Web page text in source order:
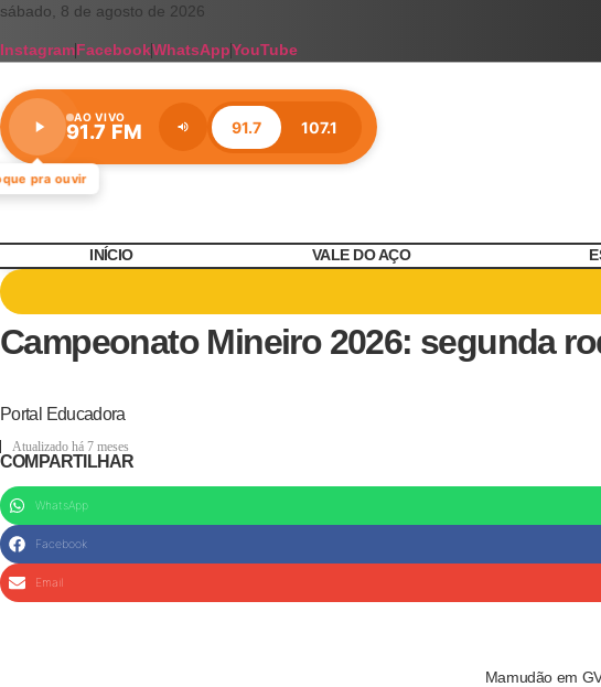
Ir
para
o
conteúdo
sábado, 8 de agosto de 2026
InstagramFacebookWhatsAppYouTube
pra ouvir
AO VIVO
91.7 FM 91.7 107.1
Estação:
91.7
FM
INÍCIO VALE DO AÇO
Campeonato Mineiro 2026: segunda
Portal Educadora
Atualizado há 7 meses
COMPARTILHAR
WhatsApp
Facebook
Email
Mamudão em